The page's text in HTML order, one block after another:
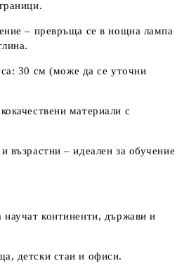
– превръща се в нощна лампа
30 см (може да се уточни
материали с
възрастни – идеален за обучение
континенти, държави и
детски стаи и офиси.